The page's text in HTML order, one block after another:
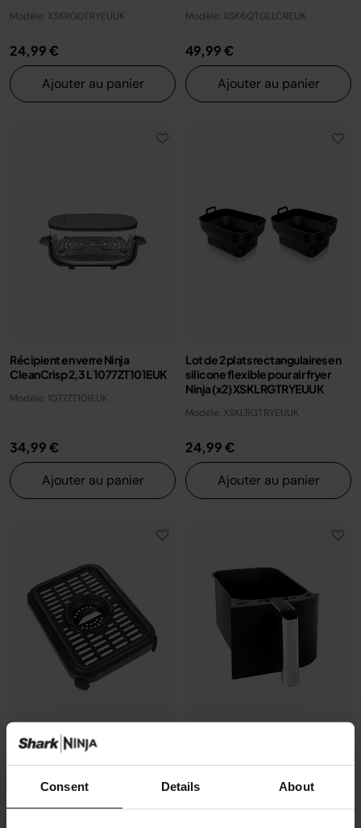
Consent Details About
Modèle: XSKRGDTRYEUUK
24,99 €
Ajouter au panier
Modèle: XSK6QTGLLCREUK
49,99 €
Ajouter au panier
Récipient en verre Ninja
CleanCrisp 2,3 L 1077ZT101EUK
Modèle: 1077ZT101EUK
34,99 €
Ajouter au panier
Lot de 2 plats rectangulaires en
silicone flexible pour air fryer
Ninja (x2) XSKLRGTRYEUUK
Modèle: XSKLRGTRYEUUK
24,99 €
Ajouter au panier
Plaque de cuisson | AF400EU
Modèle: 4411CY400EUUK
10,99 €
Modèle: 4413CY400EUUK
20,99 €